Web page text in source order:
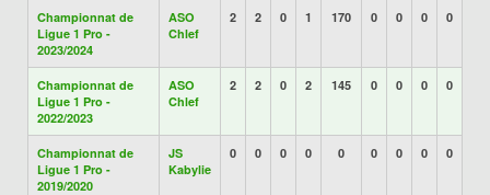
Championnat de
Ligue 1 Pro -
2023/2024
ASO
Chlef
2 2 0 1 170 0 0 0 0
Championnat de
Ligue 1 Pro -
2022/2023
ASO
Chlef
2 2 0 2 145 0 0 0 0
Championnat de
Ligue 1 Pro -
2019/2020
JS
Kabylie
0 0 0 0 0 0 0 0 0